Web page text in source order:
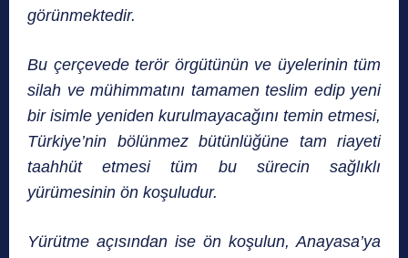
görünmektedir.
Bu çerçevede terör örgütünün ve üyelerinin tüm
silah ve mühimmatını tamamen teslim edip yeni
bir isimle yeniden kurulmayacağını temin etmesi,
Türkiye’nin bölünmez bütünlüğüne tam riayeti
taahhüt etmesi tüm bu sürecin sağlıklı
yürümesinin ön koşuludur.
Yürütme açısından ise ön koşulun, Anayasa’ya